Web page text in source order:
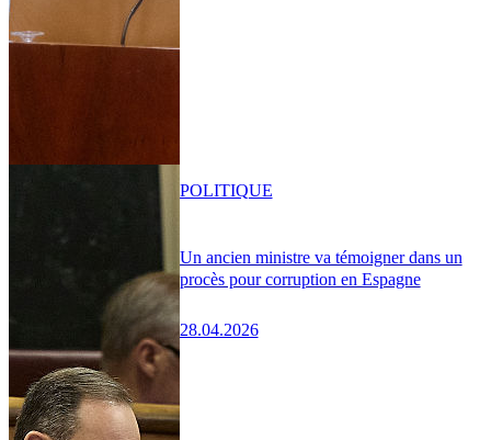
Un ancien ministre va témoigner dans un
procès pour corruption en Espagne
28.04.2026
POLITIQUE